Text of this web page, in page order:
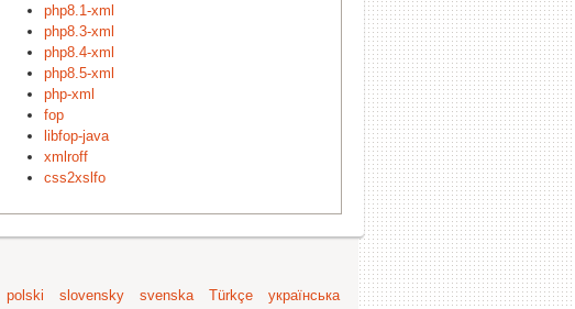
php8.1-xml
php8.3-xml
php8.4-xml
php8.5-xml
php-xml
fop
libfop-java
xmlroff
css2xslfo
polski slovensky svenska Türkçe
українська